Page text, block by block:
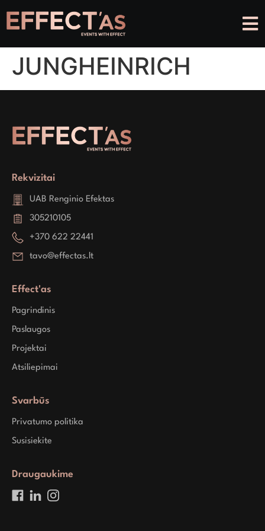
JUNGHEINRICH
Rekvizitai
UAB Renginio Efektas
305210105
+370 622 22441
tavo@effectas.lt
Effect'as
Pagrindinis
Paslaugos
Projektai
Atsiliepimai
Svarbūs
Privatumo politika
Susisiekite
Draugaukime